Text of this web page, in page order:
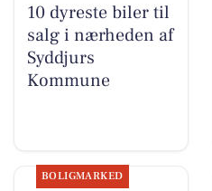
10 dyreste biler til
salg i nærheden af
Syddjurs
Kommune
BOLIGMARKED